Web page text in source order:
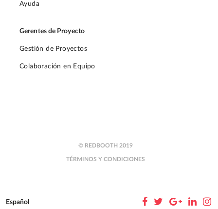
Ayuda
Gerentes de Proyecto
Gestión de Proyectos
Colaboración en Equipo
© REDBOOTH 2019
TÉRMINOS Y CONDICIONES
Español